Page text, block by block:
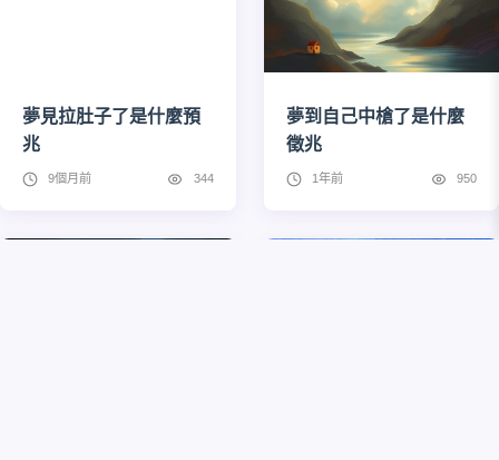
夢見拉肚子了是什麼預
兆
9個月前 344
夢到自己中槍了是什麼
徵兆
1年前 950